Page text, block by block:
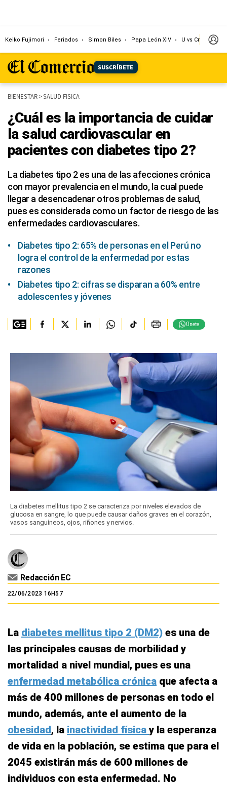
SUSCRÍBETE
Keiko Fujimori Feriados Simon Biles Papa León XIV U vs Cristal
BIENESTAR>SALUD FISICA
¿Cuál es la importancia de cuidar
la salud cardiovascular en
pacientes con diabetes tipo 2?
La diabetes tipo 2 es una de las afecciones crónica
con mayor prevalencia en el mundo, la cual puede
llegar a desencadenar otros problemas de salud,
pues es considerada como un factor de riesgo de las
enfermedades cardiovasculares.
Diabetes tipo 2: 65% de personas en el Perú no
logra el control de la enfermedad por estas
razones
Diabetes tipo 2: cifras se disparan a 60% entre
adolescentes y jóvenes
Únete
La diabetes mellitus tipo 2 se caracteriza por niveles elevados de
glucosa en sangre, lo que puede causar daños graves en el corazón,
vasos sanguíneos, ojos, riñones y nervios.
Redacción EC
22/06/2023 16H57
La diabetes mellitus tipo 2 (DM2) es una de
las principales causas de morbilidad y
mortalidad a nivel mundial, pues es una
enfermedad metabólica crónica que afecta a
más de 400 millones de personas en todo el
mundo, además, ante el aumento de la
obesidad, la inactividad físicay la esperanza
de vida en la población, se estima que para el
2045 existirán más de 600 millones de
individuos con esta enfermedad. No